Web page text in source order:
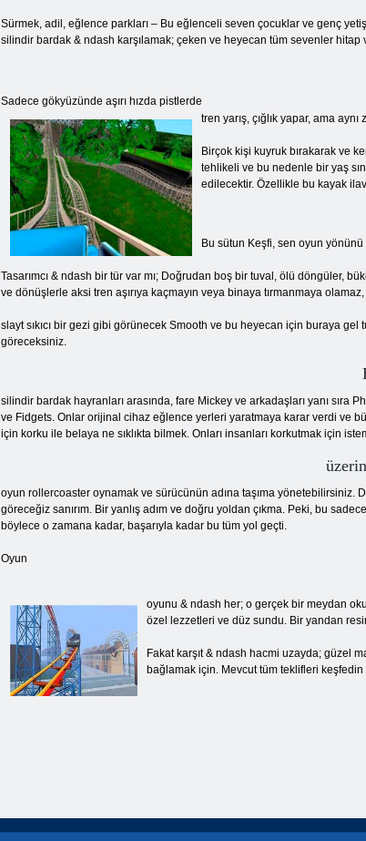
Sürmek, adil, eğlence parkları – Bu eğlenceli seven çocuklar ve genç
silindir bardak & ndash karşılamak; çeken ve heyecan tüm sevenler hitap
Sadece gökyüzünde aşırı hızda pistlerde
tren yarış, çığlık yapar, ama
Birçok kişi kuyruk bırakarak ve
tehlikeli ve bu nedenle bir yaş
edilecektir. Özellikle bu kayak
Bu sütun Keşfi, sen oyun
Tasarımcı & ndash bir tür var mı; Doğrudan boş bir tuval, ölü döngüler,
ve dönüşlerle aksi tren aşırıya kaçmayın veya binaya tırmanmaya
slayt sıkıcı bir gezi gibi görünecek Smooth ve bu heyecan için buraya
göreceksiniz.
silindir bardak hayranları arasında, fare Mickey ve arkadaşları yanı
ve Fidgets. Onlar orijinal cihaz eğlence yerleri yaratmaya karar verdi ve
için korku ile belaya ne sıklıkta bilmek. Onları insanları korkutmak için
oyun rollercoaster oynamak ve sürücünün adına taşıma
göreceğiz sanırım. Bir yanlış adım ve doğru yoldan çıkma. Peki, bu
böylece o zamana kadar, başarıyla kadar bu tüm yol geçti.
Oyun
oyunu & ndash her; o gerçek bir meydan
özel lezzetleri ve düz sundu. Bir yandan
Fakat karşıt & ndash hacmi uzayda; güzel
bağlamak için. Mevcut tüm teklifleri